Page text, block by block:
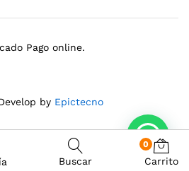
by Epictecno
Pago online.
Buscar
0
Carrito